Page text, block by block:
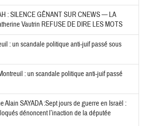
: SILENCE GÊNANT SUR CNEWS — LA
Vautrin REFUSE DE DIRE LES MOTS
: un scandale politique anti-juif passé sous
: un scandale politique anti-juif passé
Alain SAYADA :Sept jours de guerre en Israël :
dénoncent l’inaction de la députée